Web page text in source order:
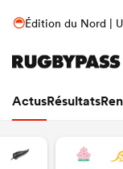
Édition du Nord |
ActusRésultats